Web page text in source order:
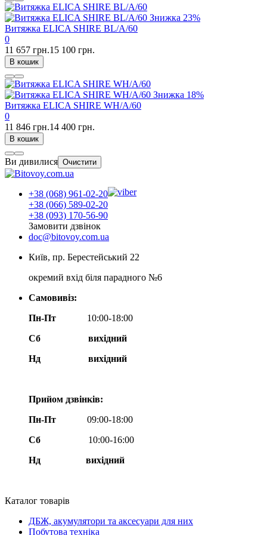
Знижка 23%
Витяжка ELICA SHIRE BL/A/60
0
11 657 грн.15 100 грн.
В кошик
Знижка 18%
Витяжка ELICA SHIRE WH/A/60
0
11 846 грн.14 400 грн.
В кошик
Ви дивилися Очистити
+38 (068) 961-02-20
+38 (066) 589-02-20
+38 (093) 170-56-90
Замовити дзвінок
doc@bitovoy.com.ua
Київ, пр. Берестейський 22
окремий вхід біля парадного №6
Самовивіз:
Пн-Пт
10:00-18:00
Сб
вихідний
Нд
вихідний
Прийом дзвінків:
Пн-Пт
09:00-18:00
Сб
10:00-16:00
Нд вихідний
Каталог товарів
ДБЖ, акумулятори та аксесуари для них
Побутова техніка